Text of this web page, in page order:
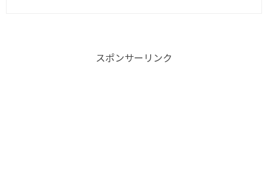
スポンサーリンク